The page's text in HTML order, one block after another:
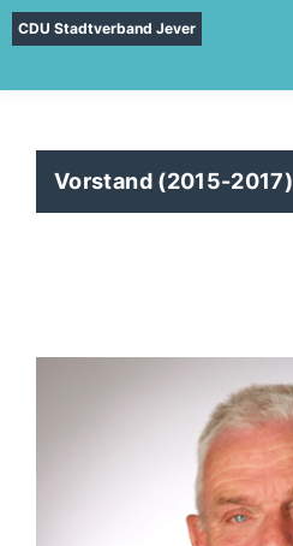
CDU Stadtverband Jever
Vorstand (2015-2017)